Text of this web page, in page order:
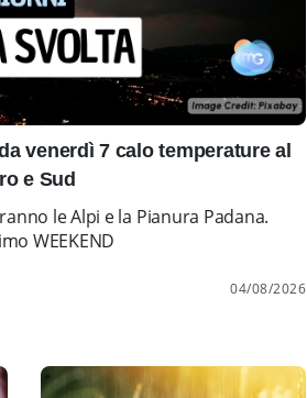
venerdì 7 calo temperature al
e Sud
le Alpi e la Pianura Padana.
WEEKEND
04/08/2026